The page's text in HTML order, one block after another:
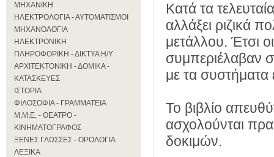
ΜΗΧΑΝΙΚΗ
ΗΛΕΚΤΡΟΛΟΓΙΑ - ΑΥΤΟΜΑΤΙΣΜΟΙ
ΜΗΧΑΝΟΛΟΓΙΑ
ΗΛΕΚΤΡΟΝΙΚΗ
ΠΛΗΡΟΦΟΡΙΚΗ - ΔΙΚΤΥΑ Η/Υ
ΑΡΧΙΤΕΚΤΟΝΙΚΗ - ΔΟΜΙΚΑ -
ΚΑΤΑΣΚΕΥΕΣ
ΙΣΤΟΡΙΑ
ΦΙΛΟΣΟΦΙΑ - ΓΡΑΜΜΑΤΕΙΑ
Μ,Μ,Ε, - ΘΕΑΤΡΟ -
ΚΙΝΗΜΑΤΟΓΡΑΦΟΣ
ΞΕΝΕΣ ΓΛΩΣΣΕΣ - ΟΡΟΛΟΓΙΑ
ΛΕΞΙΚΑ
Κατά τα
αλλάξει ριζικά
μετάλλου. Έτσι
συμπεριέλαβαν
με τα συστήματα
Το βιβλίο
ασχολούνται
δοκιμών.